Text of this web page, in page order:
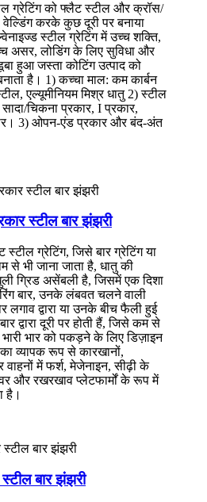
ग्रेटिंग को फ्लैट स्टील और क्रॉस/
करके कुछ दूरी पर बनाया
स्टील ग्रेटिंग में उच्च शक्ति,
असर, लोडिंग के लिए सुविधा और
हुआ जस्ता कोटिंग उत्पाद को
है। 1) कच्चा माल: कम कार्बन
एल्यूमीनियम मिश्र धातु 2) स्टील
चिकना प्रकार, I प्रकार,
3) ओपन-एंड प्रकार और बंद-अंत
स्टील बार झंझरी
स्टील ग्रेटिंग, जिसे बार ग्रेटिंग या
से भी जाना जाता है, धातु की
ग्रिड असेंबली है, जिसमें एक दिशा
बार, उनके लंबवत चलने वाली
लगाव द्वारा या उनके बीच फैली हुई
द्वारा दूरी पर होती हैं, जिसे कम से
भार को पकड़ने के लिए डिज़ाइन
व्यापक रूप से कारखानों,
वाहनों में फर्श, मेजेनाइन, सीढ़ी के
और रखरखाव प्लेटफार्मों के रूप में
है।
बार झंझरी